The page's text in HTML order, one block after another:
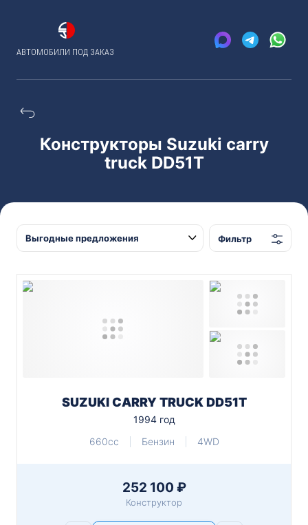
АВТОМОБИЛИ ПОД ЗАКАЗ
Конструкторы Suzuki carry
truck DD51T
Фильтр
SUZUKI CARRY TRUCK DD51T
1994 год
660cc
Бензин 4WD
252 100 ₽
Конструктор